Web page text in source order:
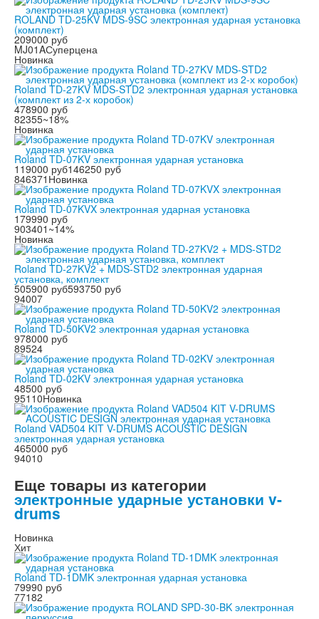
ROLAND TD-25KV MDS-9SC электронная ударная установка
(комплект)
209000 руб
MJ01AСуперцена
Новинка
Roland TD-27KV MDS-STD2 электронная ударная установка
(комплект из 2-х коробок)
478900 руб
82355~18%
Новинка
Roland TD-07KV электронная ударная установка
119000 руб146250 руб
846371 Новинка
Roland TD-07KVX электронная ударная установка
179990 руб
903401 ~14%
Новинка
Roland TD-27KV2 + MDS-STD2 электронная ударная
установка, комплект
505900 руб593750 руб
94007
Roland TD-50KV2 электронная ударная установка
978000 руб
89524
Roland TD-02KV электронная ударная установка
48500 руб
95110Новинка
Roland VAD504 KIT V-DRUMS ACOUSTIC DESIGN
электронная ударная установка
465000 руб
94010
Еще товары из категории
электронные ударные установки v-
drums
Новинка
Хит
Roland TD-1DMK электронная ударная установка
79990 руб
77182